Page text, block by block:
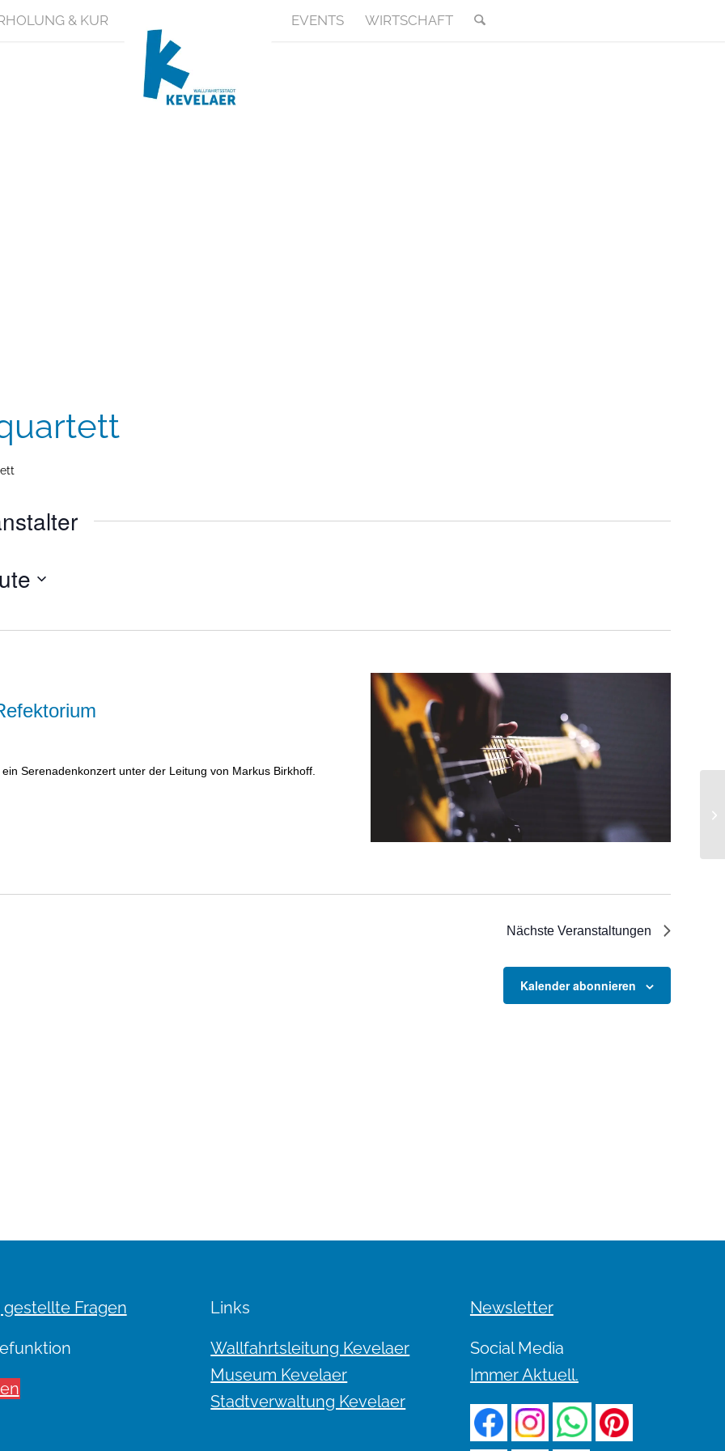
& KUR EVENTS WIRTSCHAFT
Serenadenkonzert unter der Leitung von Markus Birkhoff.
Nächste Veranstaltungen
Kalender abonnieren
gestellte Fragen Links
Wallfahrtsleitung Kevelaer
Museum Kevelaer
Stadtverwaltung Kevelaer
Newsletter
Social Media
Immer Aktuell.